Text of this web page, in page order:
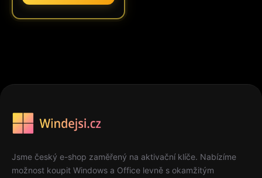
Jsme český e-shop zaměřený na aktivační klíče. Nabízíme
možnost koupit Windows a Office levně s okamžitým